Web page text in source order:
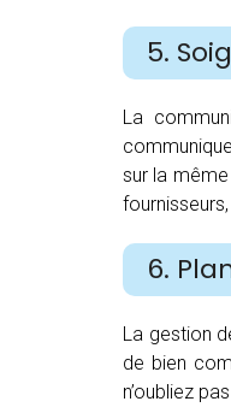
5.
La
sur la
6.
La gestion
de bien
n’oubliez